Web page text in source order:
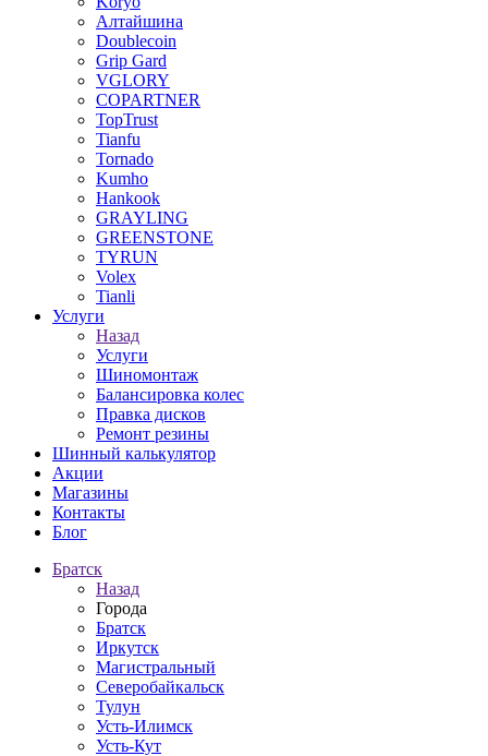
Алтайшина
Doublecoin
Grip Gard
VGLORY
COPARTNER
TopTrust
Tianfu
Tornado
Kumho
Hankook
GRAYLING
GREENSTONE
TYRUN
Volex
Tianli
Услуги
Назад
Услуги
Шиномонтаж
Балансировка колес
Правка дисков
Ремонт резины
Шинный калькулятор
Акции
Магазины
Контакты
Блог
Братск
Назад
Города
Братск
Иркутск
Магистральный
Северобайкальск
Тулун
Усть-Илимск
Усть-Кут